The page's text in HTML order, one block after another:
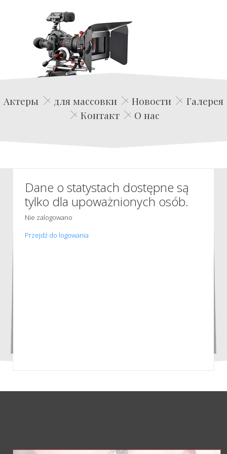
Edwin Film Agencja Aktorska
Актеры для массовки Новости
Галерея
Контакт
О нас
Dane o statystach dostępne są
tylko dla upoważnionych osób.
Nie zalogowano
Przejdź do logowania